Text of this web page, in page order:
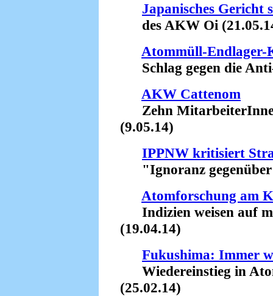
Japanisches Gericht
des AKW Oi
Atommüll-Endlager-
Schlag gegen die
AKW Cattenom
Zehn
(9.05.14)
IPPNW kritisiert
"Ignoranz gegenüber
Atomforschung am
Indizien weisen auf
(19.04.14)
Fukushima: Immer
Wiedereinstieg in
(25.02.14)